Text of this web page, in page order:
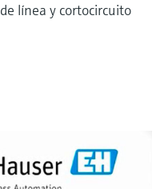
línea y cortocircuito